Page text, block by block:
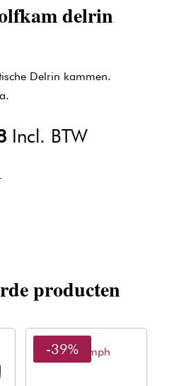
delrin
Delrin kammen.
Huidige
Incl. BTW
producten
Thriumph
-39%